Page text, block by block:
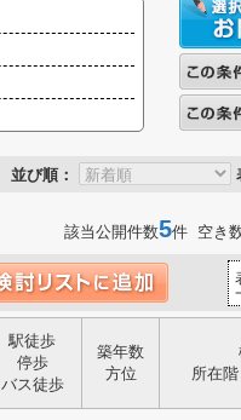
並び順：
該当公開件数5件 空き
駅徒歩
停歩
バス徒歩
築年数
方位
所在階